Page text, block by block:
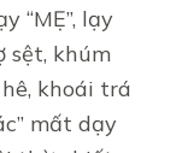
“MẸ”, lạy
sệt, khúm
khoái trá
mất dạy